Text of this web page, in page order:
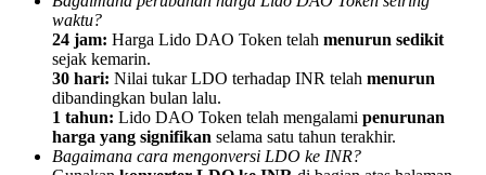
waktu?
24 jam: Harga Lido DAO Token telah menurun sedikit
sejak kemarin.
30 hari: Nilai tukar LDO terhadap INR telah menurun
dibandingkan bulan lalu.
1 tahun: Lido DAO Token telah mengalami penurunan
harga yang signifikan selama satu tahun terakhir.
Bagaimana cara mengonversi LDO ke INR?